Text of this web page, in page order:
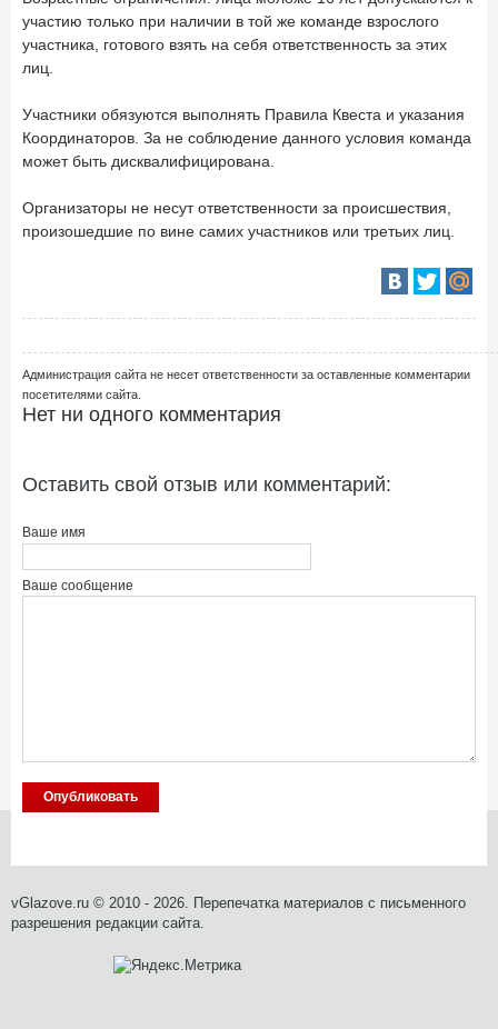
участию только при наличии в той же команде взрослого
участника, готового взять на себя ответственность за этих
лиц.
Участники обязуются выполнять Правила Квеста и указания
Координаторов. За не соблюдение данного условия команда
может быть дисквалифицирована.
Организаторы не несут ответственности за происшествия,
произошедшие по вине самих участников или третьих лиц.
Администрация сайта не несет ответственности за оставленные комментарии
посетителями сайта.
Нет ни одного комментария
Оставить свой отзыв или комментарий:
Ваше имя
Ваше сообщение
vGlazove.ru © 2010 - 2026. Перепечатка материалов с письменного
разрешения редакции сайта.